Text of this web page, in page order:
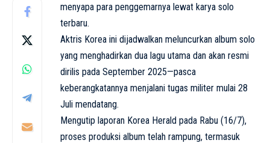
menyapa para penggemarnya lewat karya solo
terbaru.
Aktris Korea ini dijadwalkan meluncurkan album solo
yang menghadirkan dua lagu utama dan akan resmi
dirilis pada September 2025—pasca
keberangkatannya menjalani tugas militer mulai 28
Juli mendatang.
Mengutip laporan Korea Herald pada Rabu (16/7),
proses produksi album telah rampung, termasuk